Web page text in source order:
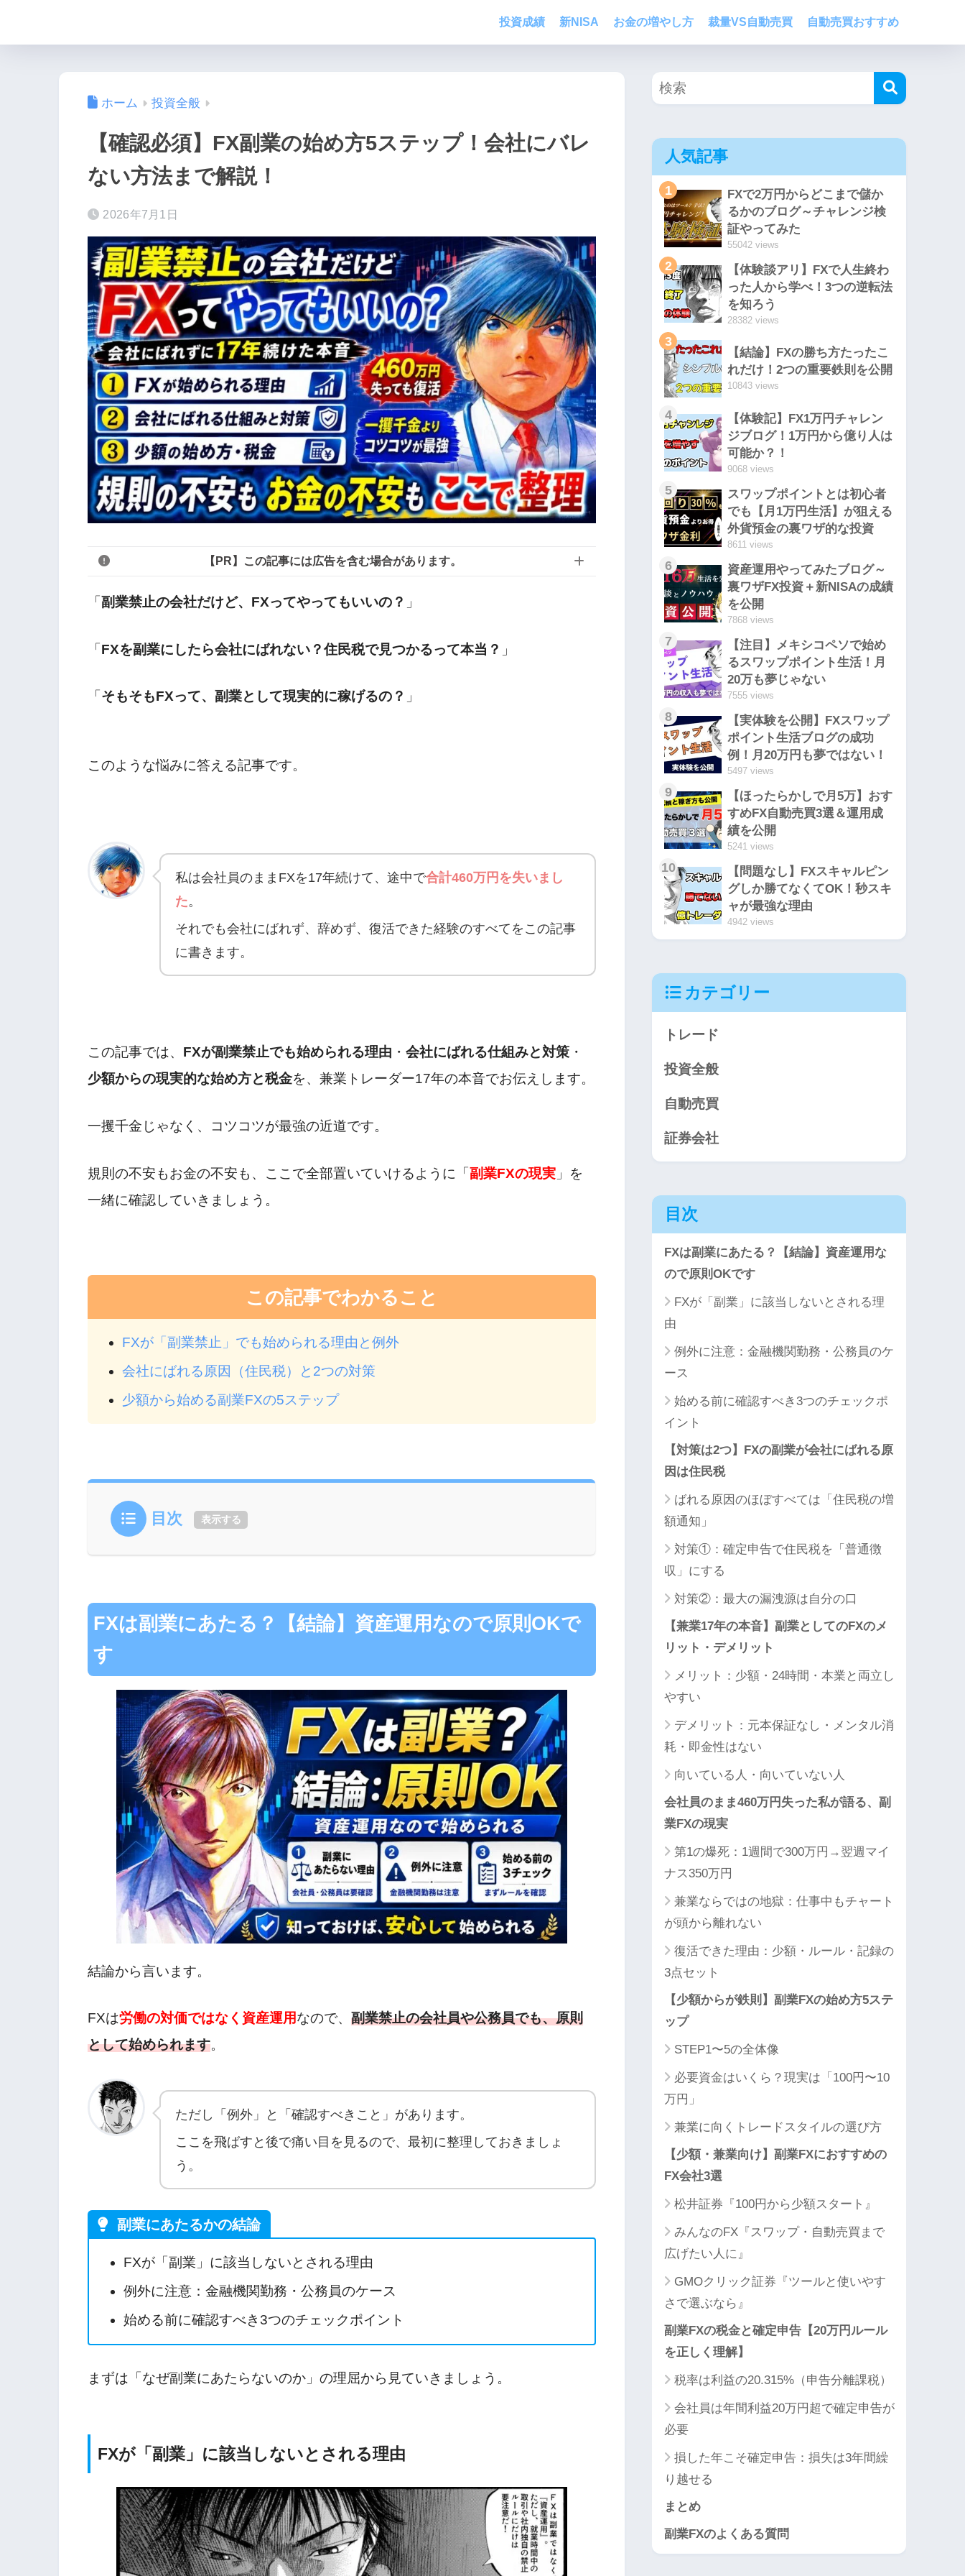
投資成績 新NISA お金の増やし方 裁量VS自動売買 自動売買おすすめ
ホーム 投資全般
【確認必須】FX副業の始め方5ステップ！会社にバレ
ない方法まで解説！
2026年7月1日
【PR】この記事には広告を含む場合があります。
「副業禁止の会社だけど、FXってやってもいいの？ 」
「FXを副業にしたら会社にばれない？住民税で見つかるって本当？ 」
「 そもそもFXって、副業として現実的に稼げるの？ 」
このような悩みに答える記事です。
私は会社員のままFXを17年続けて、途中で合計460万円を失いまし
た。
それでも会社にばれず、辞めず、復活できた経験のすべてをこの記事
に書きます。
この記事では、 FXが副業禁止でも始められる理由 ・ 会社にばれる仕組みと対策 ・
少額からの現実的な始め方と税金を、兼業トレーダー17年の本音でお伝えします。
一攫千金じゃなく、コツコツが最強の近道です。
規則の不安もお金の不安も、ここで全部置いていけるように「 副業FXの現実 」を
一緒に確認していきましょう。
この記事でわかること
FXが「副業禁止」でも始められる理由と例外
会社にばれる原因（住民税）と2つの対策
少額から始める副業FXの5ステップ
目次 表示する
FXは副業にあたる？【結論】資産運用なので原則OKで
す
結論から言います。
FXは労働の対価ではなく資産運用なので、 副業禁止の会社員や公務員でも、原則
として始められます。
ただし「例外」と「確認すべきこと」があります。
ここを飛ばすと後で痛い目を見るので、最初に整理しておきましょ
う。
副業にあたるかの結論
FXが「副業」に該当しないとされる理由
例外に注意：金融機関勤務・公務員のケース
始める前に確認すべき3つのチェックポイント
まずは「なぜ副業にあたらないのか」の理屈から見ていきましょう。
FXが「副業」に該当しないとされる理由
人気記事
1
FXで2万円からどこまで儲か
るかのブログ～チャレンジ検
証やってみた
55042 views
2
【体験談アリ】FXで人生終わ
った人から学べ！3つの逆転法
を知ろう
28382 views
3
【結論】FXの勝ち方たったこ
れだけ！2つの重要鉄則を公開
10843 views
4
【体験記】FX1万円チャレン
ジブログ！1万円から億り人は
可能か？！
9068 views
5
スワップポイントとは初心者
でも【月1万円生活】が狙える
外貨預金の裏ワザ的な投資
8611 views
6
資産運用やってみたブログ～
裏ワザFX投資＋新NISAの成績
を公開
7868 views
7
【注目】メキシコペソで始め
るスワップポイント生活！月
20万も夢じゃない
7555 views
8
【実体験を公開】FXスワップ
ポイント生活ブログの成功
例！月20万円も夢ではない！
5497 views
9
【ほったらかしで月5万】おす
すめFX自動売買3選＆運用成
績を公開
5241 views
10
【問題なし】FXスキャルピン
グしか勝てなくてOK！秒スキ
ャが最強な理由
4942 views
カテゴリー
トレード
投資全般
自動売買
証券会社
目次
FXは副業にあたる？【結論】資産運用な
ので原則OKです
FXが「副業」に該当しないとされる理
由
例外に注意：金融機関勤務・公務員のケ
ース
始める前に確認すべき3つのチェックポ
イント
【対策は2つ】FXの副業が会社にばれる原
因は住民税
ばれる原因のほぼすべては「住民税の増
額通知」
対策①：確定申告で住民税を「普通徴
収」にする
対策②：最大の漏洩源は自分の口
【兼業17年の本音】副業としてのFXのメ
リット・デメリット
メリット：少額・24時間・本業と両立し
やすい
デメリット：元本保証なし・メンタル消
耗・即金性はない
向いている人・向いていない人
会社員のまま460万円失った私が語る、副
業FXの現実
第1の爆死：1週間で300万円→翌週マイ
ナス350万円
兼業ならではの地獄：仕事中もチャート
が頭から離れない
復活できた理由：少額・ルール・記録の
3点セット
【少額からが鉄則】副業FXの始め方5ステ
ップ
STEP1〜5の全体像
必要資金はいくら？現実は「100円〜10
万円」
兼業に向くトレードスタイルの選び方
【少額・兼業向け】副業FXにおすすめの
FX会社3選
松井証券『100円から少額スタート』
みんなのFX『スワップ・自動売買まで
広げたい人に』
GMOクリック証券『ツールと使いやす
さで選ぶなら』
副業FXの税金と確定申告【20万円ルール
を正しく理解】
税率は利益の20.315%（申告分離課税）
会社員は年間利益20万円超で確定申告が
必要
損した年こそ確定申告：損失は3年間繰
り越せる
まとめ
副業FXのよくある質問